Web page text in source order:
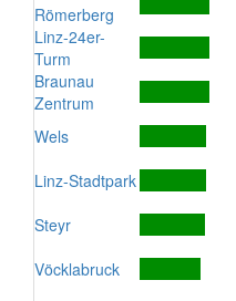
Römerberg
Linz-24er-
Turm
Braunau
Zentrum
Wels
Linz-Stadtpark
Steyr
Vöcklabruck